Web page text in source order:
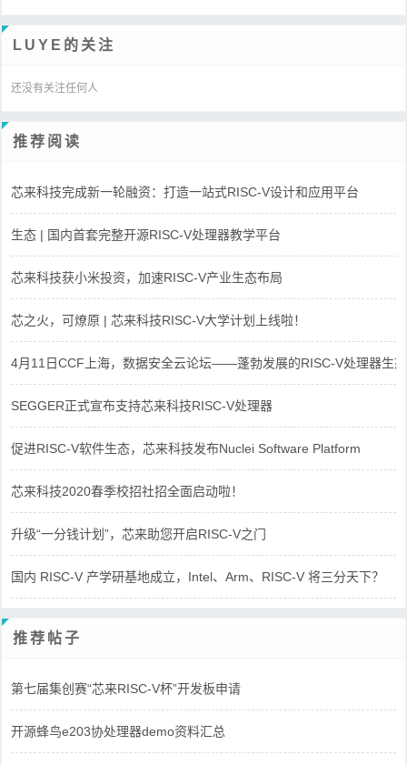
LUYE的关注
还没有关注任何人
推荐阅读
芯来科技完成新一轮融资：打造一站式RISC-V设计和应用平台
生态 | 国内首套完整开源RISC-V处理器教学平台
芯来科技获小米投资，加速RISC-V产业生态布局
芯之火，可燎原 | 芯来科技RISC-V大学计划上线啦！
4月11日CCF上海，数据安全云论坛——蓬勃发展的RISC-V处理器生态
SEGGER正式宣布支持芯来科技RISC-V处理器
促进RISC-V软件生态，芯来科技发布Nuclei Software Platform
芯来科技2020春季校招社招全面启动啦！
升级“一分钱计划”，芯来助您开启RISC-V之门
国内 RISC-V 产学研基地成立，Intel、Arm、RISC-V 将三分天下？
推荐帖子
第七届集创赛“芯来RISC-V杯”开发板申请
开源蜂鸟e203协处理器demo资料汇总